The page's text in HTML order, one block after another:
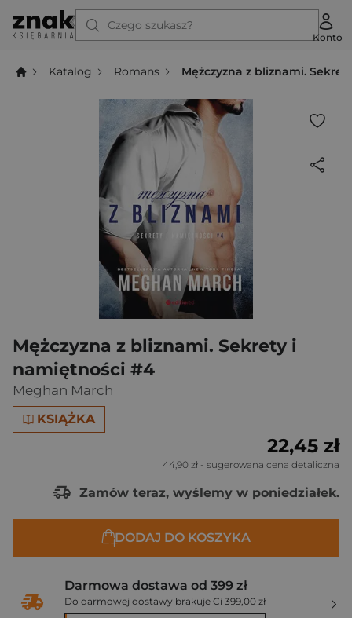
Czego szukasz?
Konto
Katalog Romans Mężczyzna z bliznami.
Mężczyzna z bliznami. Sekrety i
namiętności #4
Meghan March
KSIĄŻKA
22,45 zł
44,90 zł - sugerowana cena detaliczna
Zamów teraz, wyślemy w poniedziałek.
DODAJ DO KOSZYKA
Darmowa dostawa od 399 zł
Do darmowej dostawy brakuje Ci 399,00 zł